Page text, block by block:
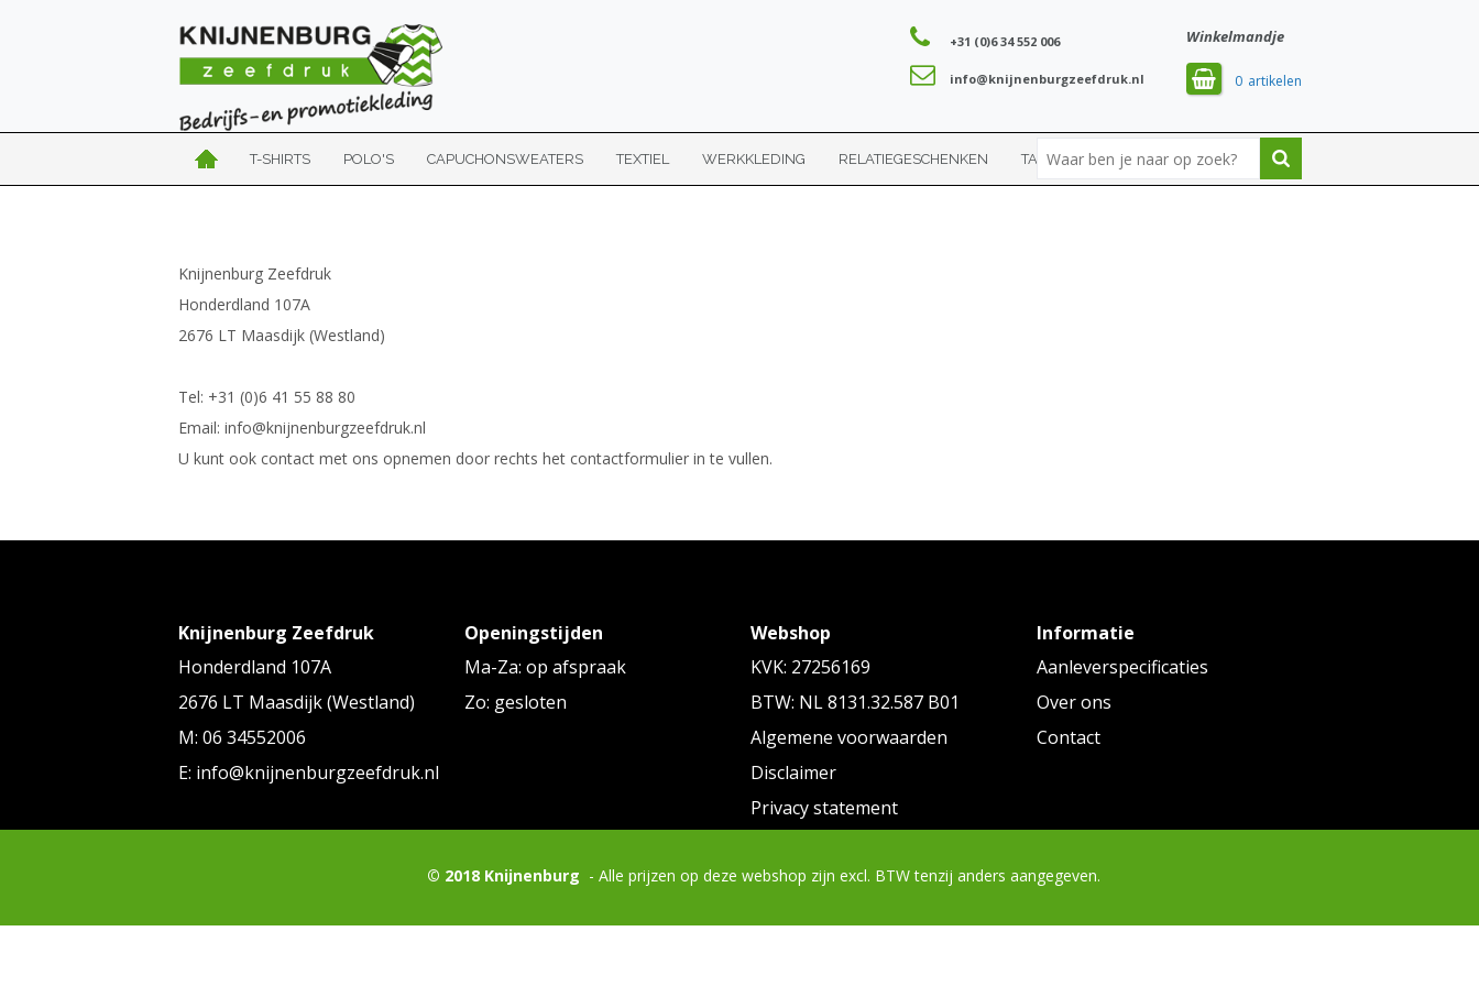
Winkelmandje
0
+31 (0)6 34 552 006
info@knijnenburgzeefdruk.nl
T-SHIRTS POLO'S CAPUCHONSWEATERS TEXTIEL WERKKLEDING RELATIEGESCHENKEN TASSEN SPORT
Knijnenburg Zeefdruk
Honderdland 107A
2676 LT Maasdijk (Westland)
Tel: +31 (0)6 41 55 88 80
Email: info@knijnenburgzeefdruk.nl
U kunt ook contact met ons opnemen door rechts het contactformulier in te vullen.
Knijnenburg Zeefdruk
Honderdland 107A
2676 LT Maasdijk (Westland)
M: 06 34552006
E: info@knijnenburgzeefdruk.nl
Openingstijden
Ma-Za: op afspraak
Zo: gesloten
Webshop
KVK: 27256169
BTW: NL 8131.32.587 B01
Algemene voorwaarden
Disclaimer
Privacy statement
Informatie
Aanleverspecificaties
Over ons
Contact
© 2018 Knijnenburg - Alle prijzen op deze webshop zijn excl. BTW tenzij anders aangegeven.